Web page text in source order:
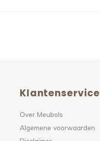
Klantenservice
Over Meubols
Algemene voorwaarden